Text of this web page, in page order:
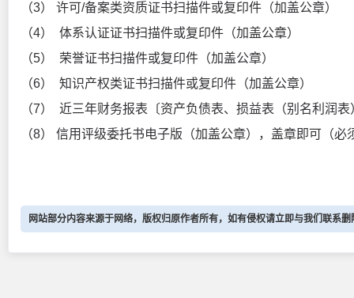
（3） 许可/备案类资质证书扫描件或复印件（加盖公章）
（4） 体系认证证书扫描件或复印件（加盖公章）
（5） 荣誉证书扫描件或复印件（加盖公章）
（6） 知识产权类证书扫描件或复印件（加盖公章）
（7） 近三年财务报表〔资产负债表、损益表（别名利润
（8） 信用评级委托书电子版（加盖公章），盖章即可（必
网站部分内容来源于网络，版权归原作者所有，如有侵权请立即与我们联系删